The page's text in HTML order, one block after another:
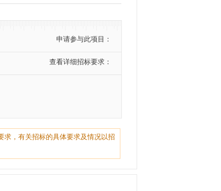
申请参与此项目：
查看详细招标要求：
求，有关招标的具体要求及情况以招